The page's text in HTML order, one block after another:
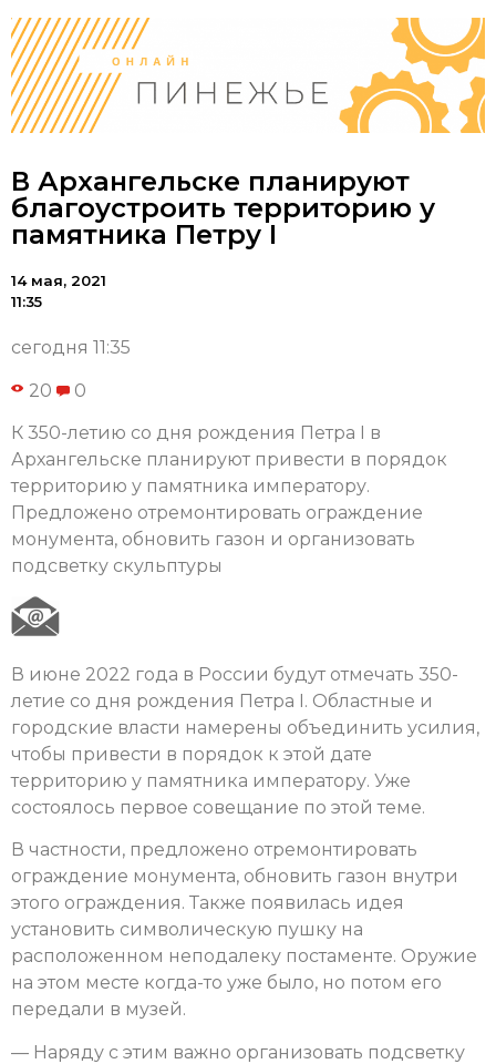
В Архангельске планируют
благоустроить территорию у
памятника Петру I
14 мая, 2021
11:35
сегодня 11:35
20 0
К 350-летию со дня рождения Петра I в
Архангельске планируют привести в порядок
территорию у памятника императору.
Предложено отремонтировать ограждение
монумента, обновить газон и организовать
подсветку скульптуры
В июне 2022 года в России будут отмечать 350-
летие со дня рождения Петра I. Областные и
городские власти намерены объединить усилия,
чтобы привести в порядок к этой дате
территорию у памятника императору. Уже
состоялось первое совещание по этой теме.
В частности, предложено отремонтировать
ограждение монумента, обновить газон внутри
этого ограждения. Также появилась идея
установить символическую пушку на
расположенном неподалеку постаменте. Оружие
на этом месте когда-то уже было, но потом его
передали в музей.
— Наряду с этим важно организовать подсветку